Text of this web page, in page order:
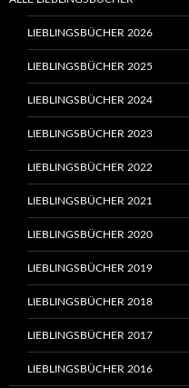
LIEBLINGSBÜCHER 2026
LIEBLINGSBÜCHER 2025
LIEBLINGSBÜCHER 2024
LIEBLINGSBÜCHER 2023
LIEBLINGSBÜCHER 2022
LIEBLINGSBÜCHER 2021
LIEBLINGSBÜCHER 2020
LIEBLINGSBÜCHER 2019
LIEBLINGSBÜCHER 2018
LIEBLINGSBÜCHER 2017
LIEBLINGSBÜCHER 2016